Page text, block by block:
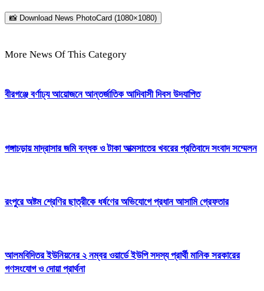
📸 Download News PhotoCard (1080×1080)
More News Of This Category
বীরগঞ্জে বর্ণাঢ্য আয়োজনে আন্তর্জাতিক আদিবাসী দিবস উদযাপিত
গঙ্গাচড়ায় মাদ্রাসার জমি বন্ধক ও টাকা আত্মসাতের খবরের প্রতিবাদে সংবাদ সম্মেলন
রংপুরে অষ্টম শ্রেণির ছাত্রীকে ধর্ষণের অভিযোগে প্রধান আসামি গ্রেফতার
আলমবিদিতর ইউনিয়নের ২ নম্বর ওয়ার্ডে ইউপি সদস্য প্রার্থী মানিক সরকারের
গণসংযোগ ও দোয়া প্রার্থনা